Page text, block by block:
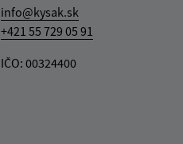
info@kysak.sk
+421 55 729 05 91
IČO: 00324400